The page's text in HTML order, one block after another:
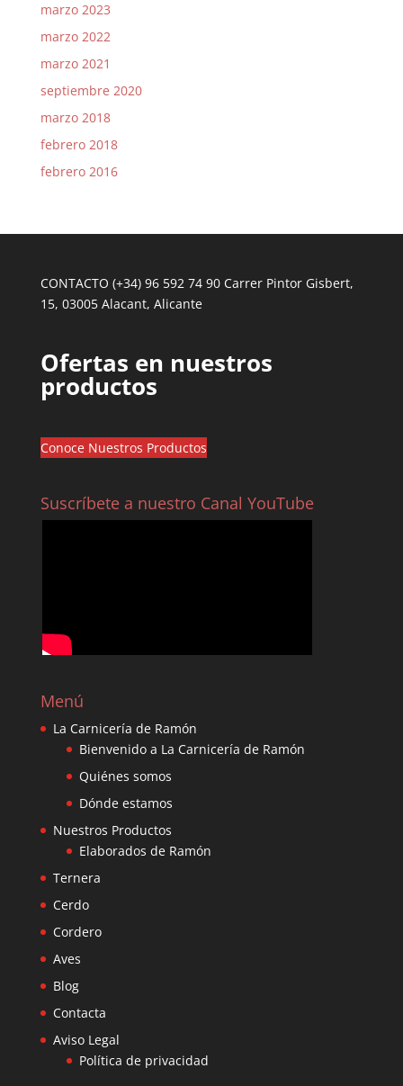
marzo 2023
marzo 2022
marzo 2021
septiembre 2020
marzo 2018
febrero 2018
febrero 2016
CONTACTO (+34) 96 592 74 90 Carrer Pintor Gisbert,
15, 03005 Alacant, Alicante
Ofertas en nuestros
productos
Conoce Nuestros Productos
Suscríbete a nuestro Canal YouTube
Menú
La Carnicería de Ramón
Bienvenido a La Carnicería de Ramón
Quiénes somos
Dónde estamos
Nuestros Productos
Elaborados de Ramón
Ternera
Cerdo
Cordero
Aves
Blog
Contacta
Aviso Legal
Política de privacidad